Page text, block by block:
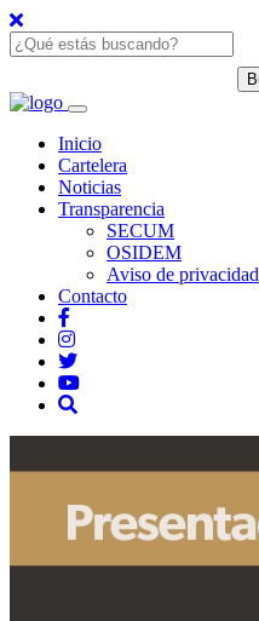
Inicio
Cartelera
Noticias
Transparencia
SECUM
OSIDEM
Aviso de privacidad
Contacto